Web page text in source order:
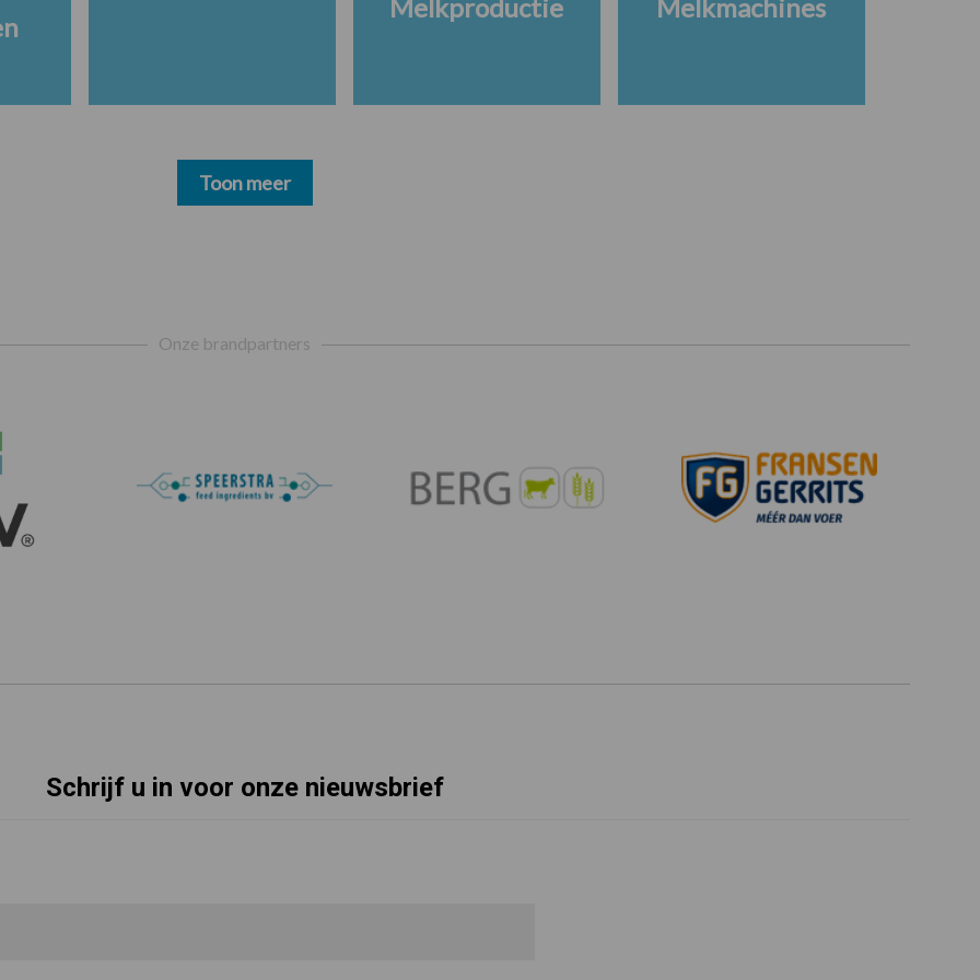
Melkproductie Melkmachines
Toon meer
Onze brandpartners
Schrijf u in voor onze nieuwsbrief